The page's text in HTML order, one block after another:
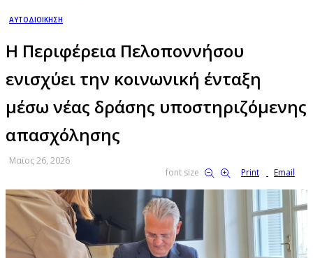
ΑΥΤΟΔΙΟΙΚΗΣΗ
Η Περιφέρεια Πελοποννήσου
ενισχύει την κοινωνική ένταξη
μέσω νέας δράσης υποστηριζόμενης
απασχόλησης
Μαϊος 26, 2026
font size
Print Email